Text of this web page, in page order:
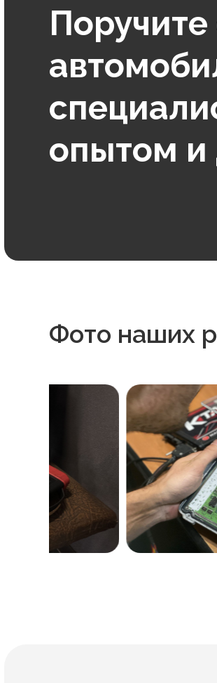
Поручите
опытом и
Фото наших